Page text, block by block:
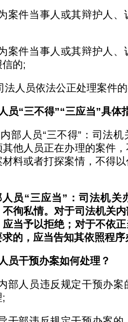
案件当事人或其辩护人、
案件当事人或其辩护人、
的;
法人员依法公正处理案件
员“三不得”“三应当”具体
部人员“三不得”：司法
他人员正在办理的案件
料或者打探案情，不得
员“三应当”：司法机关
徇私情。对于司法机关
当予以拒绝；对于不依
的，应当告知其依照程序
员干预办案如何处理？
部人员违反规定干预办案